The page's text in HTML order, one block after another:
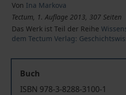
Von Ina Markova
Tectum, 1. Auflage 2013, 307 Seiten
Das Werk ist Teil der Reihe
dem Tectum Verlag:
Buch
ISBN 978-3-8288-3100-1